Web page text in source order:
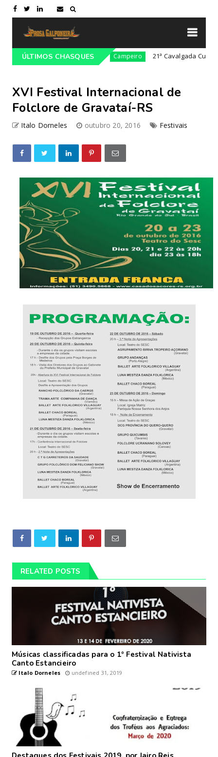
ÚLTIMOS CHASQUES
em Lajeado-RS Campeiro 21ª Cavalgada Cultural da
XVI Festival Internacional de
Folclore de Gravataí-RS
Italo Dorneles outubro 20, 2016 Festivais
RELATED POSTS
Músicas classificadas para o 1º Festival Nativista
Canto Estancieiro
Italo Dorneles undefined 31, 2019